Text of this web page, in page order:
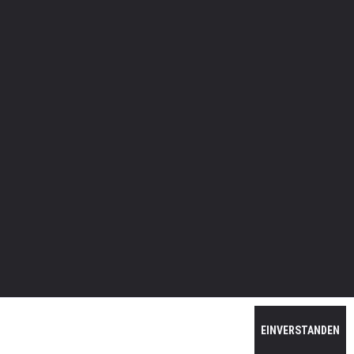
EINVERSTANDEN